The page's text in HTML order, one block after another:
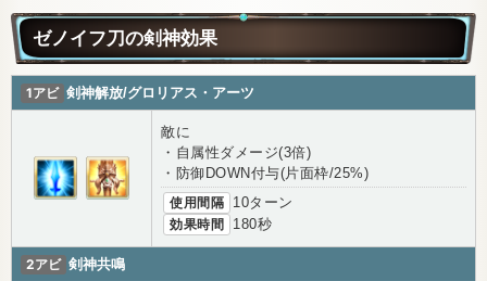
ゼノイフ刀の剣神効果
1アビ 剣神解放/グロリアス・アーツ
敵に
・自属性ダメージ(3倍)
・防御DOWN付与(片面枠/25%)
使用間隔 10ターン
効果時間 180秒
2アビ 剣神共鳴